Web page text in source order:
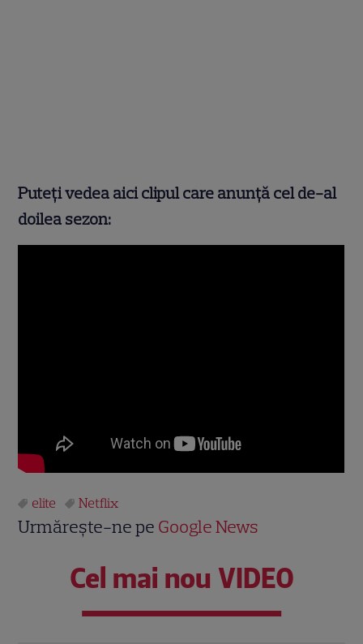
Puteți vedea aici clipul care anunță cel de-al
doilea sezon:
elite Netflix
Urmărește-ne pe Google News
Cel mai nou VIDEO